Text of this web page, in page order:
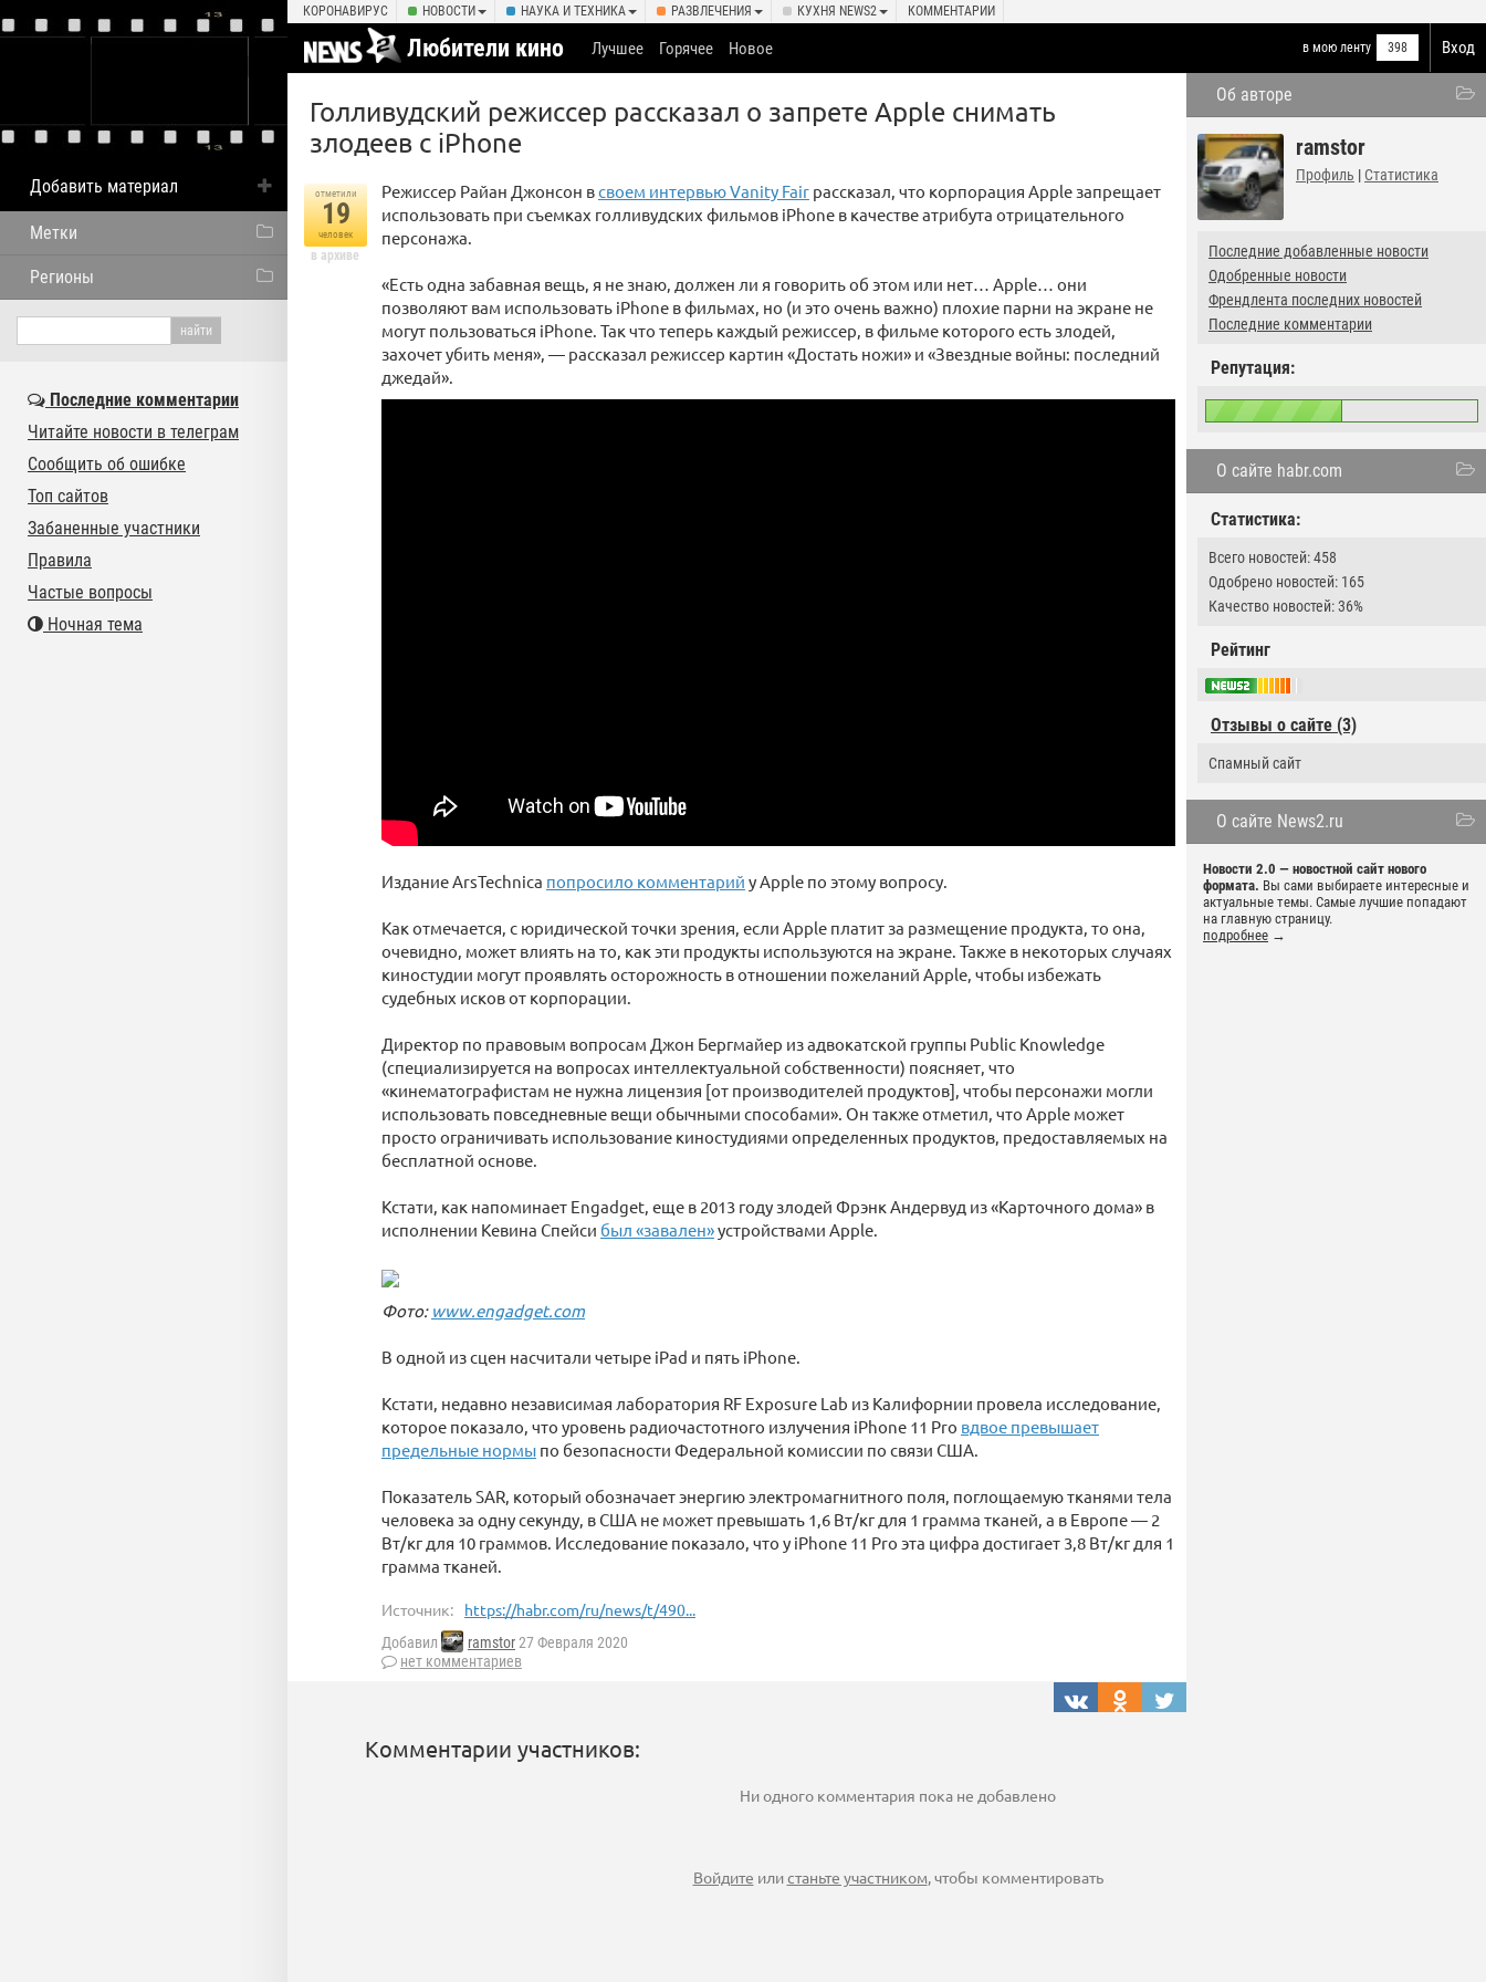
КОРОНАВИРУС НОВОСТИ НАУКА И ТЕХНИКА РАЗВЛЕЧЕНИЯ КУХНЯ NEWS2 КОММЕНТАРИИ
Вход
Любители кино в мою ленту 398
Лучшее Горячее Новое
Об авторе
ramstor
Профиль | Статистика
Последние добавленные новости
Одобренные новости
Френдлента последних новостей
Последние комментарии
Репутация:
О сайте habr.com
Статистика:
Всего новостей: 458
Одобрено новостей: 165
Качество новостей: 36%
Рейтинг
Отзывы о сайте (3)
Спамный сайт
О сайте News2.ru
Новости 2.0 — новостной сайт нового
формата. Вы сами выбираете интересные и
актуальные темы. Самые лучшие попадают
на главную страницу.
подробнее →
Голливудский режиссер рассказал о запрете Apple снимать
злодеев с iPhone
отметили
19
человек
в архиве
Режиссер Райан Джонсон всвоем интервью Vanity Fair рассказал, что корпорация Apple запрещает
использовать при съемках голливудских фильмов iPhone в качестве атрибута отрицательного
персонажа.
«Есть одна забавная вещь, я не знаю, должен ли я говорить об этом или нет… Apple… они
позволяют вам использовать iPhone в фильмах, но (и это очень важно) плохие парни на экране не
могут пользоваться iPhone. Так что теперь каждый режиссер, в фильме которого есть злодей,
захочет убить меня», — рассказал режиссер картин «Достать ножи» и «Звездные войны: последний
джедай».
Издание ArsTechnica попросило комментарий у Apple по этому вопросу.
Как отмечается, с юридической точки зрения, если Apple платит за размещение продукта, то она,
очевидно, может влиять на то, как эти продукты используются на экране. Также в некоторых случаях
киностудии могут проявлять осторожность в отношении пожеланий Apple, чтобы избежать
судебных исков от корпорации.
Директор по правовым вопросам Джон Бергмайер из адвокатской группы Public Knowledge
(специализируется на вопросах интеллектуальной собственности) поясняет, что
«кинематографистам не нужна лицензия [от производителей продуктов], чтобы персонажи могли
использовать повседневные вещи обычными способами». Он также отметил, что Apple может
просто ограничивать использование киностудиями определенных продуктов, предоставляемых на
бесплатной основе.
Кстати, как напоминает Engadget, еще в 2013 году злодей Фрэнк Андервуд из «Карточного дома» в
исполнении Кевина Спейси был «завален»устройствами Apple.
Фото: www.engadget.com
В одной из сцен насчитали четыре iPad и пять iPhone.
Кстати, недавно независимая лаборатория RF Exposure Lab из Калифорнии провела исследование,
которое показало, что уровень радиочастотного излучения iPhone 11 Pro вдвое превышает
предельные нормы по безопасности Федеральной комиссии по связи США.
Показатель SAR, который обозначает энергию электромагнитного поля, поглощаемую тканями тела
человека за одну секунду, в США не может превышать 1,6 Вт/кг для 1 грамма тканей, а в Европе — 2
Вт/кг для 10 граммов. Исследование показало, что у iPhone 11 Pro эта цифра достигает 3,8 Вт/кг для 1
грамма тканей.
Источник: https://habr.com/ru/news/t/490...
Добавил ramstor27 Февраля 2020
нет комментариев
Комментарии участников:
Ни одного комментария пока не добавлено
Войдите илистаньте участником, чтобы комментировать
Добавить материал
Метки
Регионы
Последние комментарии
Читайте новости в телеграм
Сообщить об ошибке
Топ сайтов
Забаненные участники
Правила
Частые вопросы
Ночная тема